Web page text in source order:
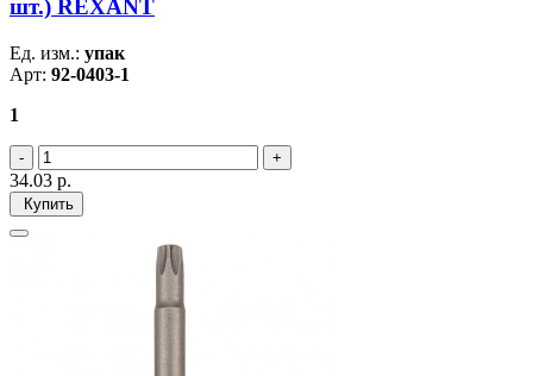
шт.) REXANT
Ед. изм.: упак
Арт: 92-0403-1
1
34.03 р.
Купить